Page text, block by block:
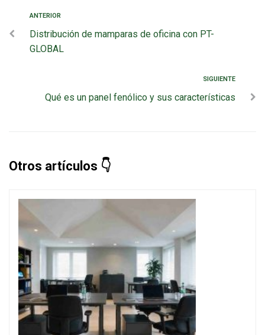
ANTERIOR
Distribución de mamparas de oficina con PT-
GLOBAL
SIGUIENTE
Qué es un panel fenólico y sus características
Otros artículos